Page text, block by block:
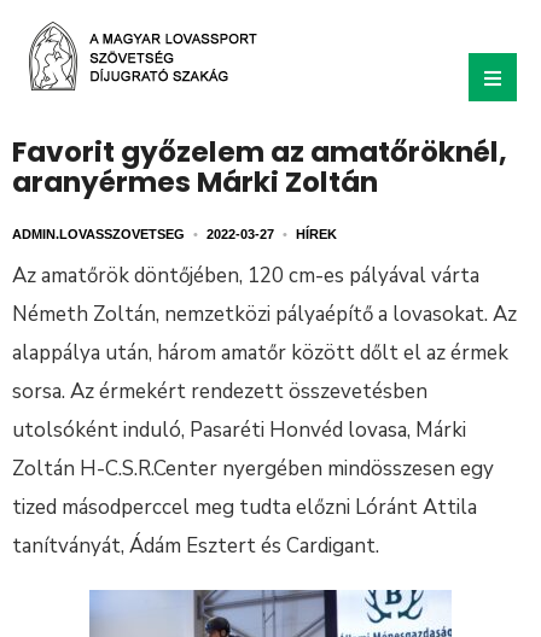
Favorit győzelem az amatőröknél,
aranyérmes Márki Zoltán
ADMIN.LOVASSZOVETSEG • 2022-03-27 • HÍREK
Az amatőrök döntőjében, 120 cm-es pályával várta
Németh Zoltán, nemzetközi pályaépítő a lovasokat. Az
alappálya után, három amatőr között dőlt el az érmek
sorsa. Az érmekért rendezett összevetésben
utolsóként induló, Pasaréti Honvéd lovasa, Márki
Zoltán H-C.S.R.Center nyergében mindösszesen egy
tized másodperccel meg tudta előzni Lóránt Attila
tanítványát, Ádám Esztert és Cardigant.